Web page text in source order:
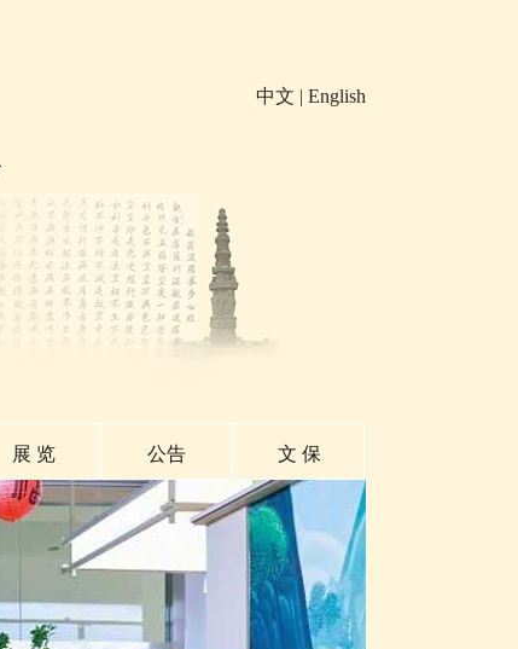
中文 | English
展 览 公告 文 保